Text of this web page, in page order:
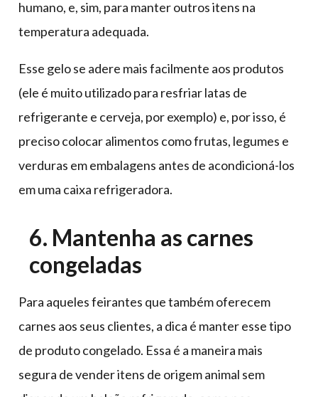
humano, e, sim, para manter outros itens na
temperatura adequada.
Esse gelo se adere mais facilmente aos produtos
(ele é muito utilizado para resfriar latas de
refrigerante e cerveja, por exemplo) e, por isso, é
preciso colocar alimentos como frutas, legumes e
verduras em embalagens antes de acondicioná-los
em uma caixa refrigeradora.
6. Mantenha as carnes
congeladas
Para aqueles feirantes que também oferecem
carnes aos seus clientes, a dica é manter esse tipo
de produto congelado. Essa é a maneira mais
segura de vender itens de origem animal sem